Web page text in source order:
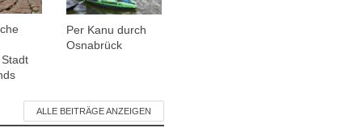
Per Kanu durch
Osnabrück
ALLE BEITRÄGE ANZEIGEN